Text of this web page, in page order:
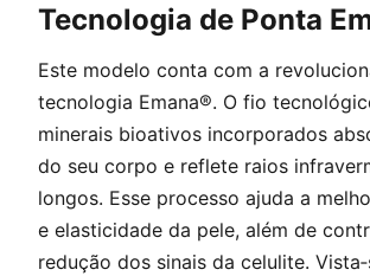
Tecnologia de Ponta
Este modelo conta com a
tecnologia Emana®. O fio
minerais bioativos incorporados
do seu corpo e reflete raios
longos. Esse processo ajuda a
e elasticidade da pele, além de
redução dos sinais da celulite.